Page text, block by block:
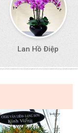
Lan Hồ Điệp